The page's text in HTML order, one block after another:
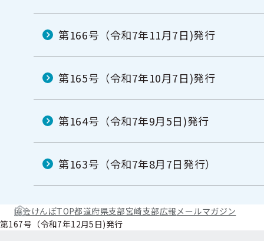
第166号（令和7年11月7日)発行
第165号（令和7年10月7日)発行
第164号（令和7年9月5日)発行
第163号（令和7年8月7日発行）
協会けんぽTOP都道府県支部宮崎支部広報メールマガジン
第167号（令和7年12月5日)発行